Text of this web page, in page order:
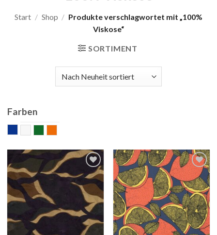
Start / Shop / Produkte verschlagwortet mit „100%
Viskose“
SORTIMENT
Farben
Auf die
Wunschliste
Auf die
Wunschliste